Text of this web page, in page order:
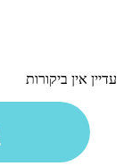
עדיין אין ביקורות